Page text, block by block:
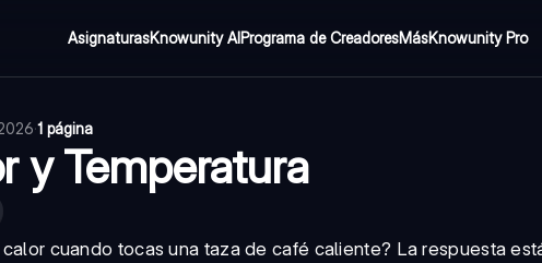
AsignaturasKnowunity AIPrograma de CreadoresMásKnowunity Pro
·1 página
y Temperatura
cuando tocas una taza de café caliente? La respuesta